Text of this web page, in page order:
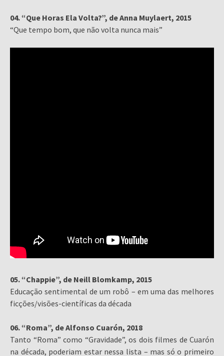
04. “Que Horas Ela Volta?”, de Anna Muylaert, 2015
“Que tempo bom, que não volta nunca mais”
05. “Chappie”, de Neill Blomkamp, 2015
Educação sentimental de um robô – em uma das melhores
ficções/visões-científicas da década
06. “Roma”, de Alfonso Cuarón, 2018
Tanto “Roma” como “Gravidade”, os dois filmes de Cuarón
na década, poderiam estar nessa lista – mas só o primeiro